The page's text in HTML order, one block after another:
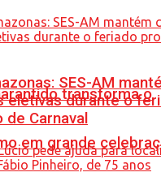
transforma o
em grande
SES-AM
eletivas durante o
Carnaval